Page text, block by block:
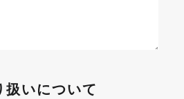
扱いについて